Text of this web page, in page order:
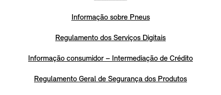
Informação sobre Pneus
Regulamento dos Serviços Digitais
Informação consumidor – Intermediação de Crédito
Regulamento Geral de Segurança dos Produtos